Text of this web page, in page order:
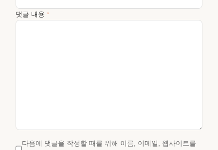
댓글 내용 *
다음에 댓글을 작성할 때를 위해 이름, 이메일, 웹사이트를